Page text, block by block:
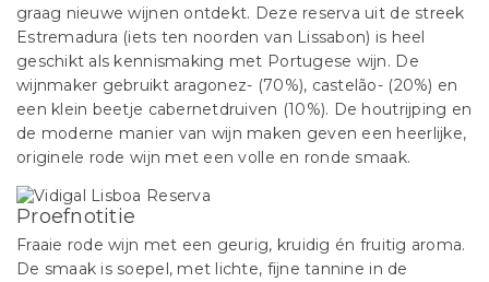
graag nieuwe wijnen ontdekt. Deze reserva uit de streek
Estremadura (iets ten noorden van Lissabon) is heel
geschikt als kennismaking met Portugese wijn. De
wijnmaker gebruikt aragonez- (70%), castelão- (20%) en
een klein beetje cabernetdruiven (10%). De houtrijping en
de moderne manier van wijn maken geven een heerlijke,
originele rode wijn met een volle en ronde smaak.
Proefnotitie
Fraaie rode wijn met een geurig, kruidig én fruitig aroma.
De smaak is soepel, met lichte, fijne tannine in de